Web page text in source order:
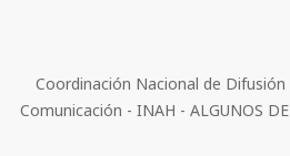
Coordinación Nacional de
Comunicación - INAH - ALGUNOS